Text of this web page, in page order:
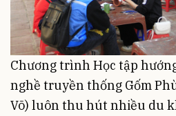
Chương trình Học tập
nghề truyền thống Gốm
Võ) luôn thu hút nhiều du